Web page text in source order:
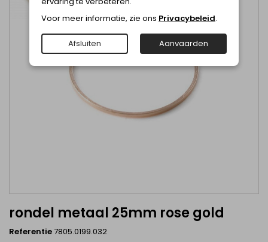
rondel metaal 25mm rose gold
Referentie7805.0199.032
Voor meer informatie, zie ons Privacybeleid.
Afsluiten Aanvaarden